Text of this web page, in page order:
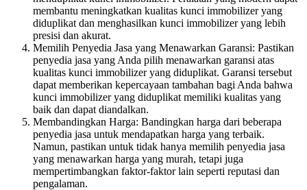
membantu meningkatkan kualitas kunci immobilizer yang
diduplikat dan menghasilkan kunci immobilizer yang lebih
presisi dan akurat.
Memilih Penyedia Jasa yang Menawarkan Garansi: Pastikan
penyedia jasa yang Anda pilih menawarkan garansi atas
kualitas kunci immobilizer yang diduplikat. Garansi tersebut
dapat memberikan kepercayaan tambahan bagi Anda bahwa
kunci immobilizer yang diduplikat memiliki kualitas yang
baik dan dapat diandalkan.
Membandingkan Harga: Bandingkan harga dari beberapa
penyedia jasa untuk mendapatkan harga yang terbaik.
Namun, pastikan untuk tidak hanya memilih penyedia jasa
yang menawarkan harga yang murah, tetapi juga
mempertimbangkan faktor-faktor lain seperti reputasi dan
pengalaman.